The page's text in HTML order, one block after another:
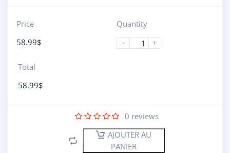
Price
58.99$
Quantity
-
+
Total
58.99$
0 reviews
AJOUTER AU
PANIER